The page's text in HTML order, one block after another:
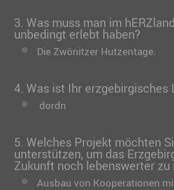
3. Was muss man im
unbedingt erlebt haben?
Die Zwönitzer Hutzentage.
4. Was ist Ihr erzgebirgisches
dordn
5. Welches Projekt möchten
unterstützen, um das
Zukunft noch lebenswerter zu
Ausbau von Kooperationen